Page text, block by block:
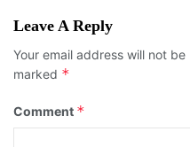
Leave A Reply
Your email address will not be
marked *
Comment *